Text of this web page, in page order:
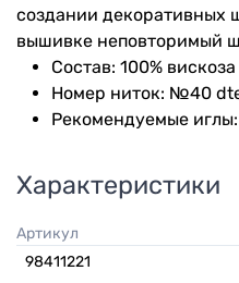
создании декоративных
вышивке неповторимый
Состав: 100% вискоза
Номер ниток: №40
Рекомендуемые
Характеристики
Артикул
98411221